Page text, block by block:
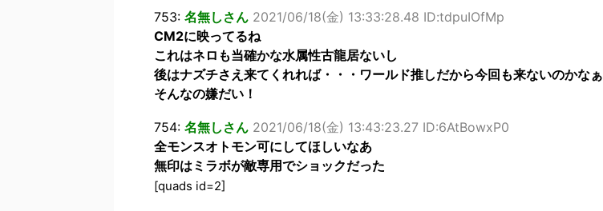
753: 名無しさん 2021/06/18(金) 13:33:28.48 ID:tdpuIOfMp
CM2に映ってるね
これはネロも当確かな水属性古龍居ないし
後はナズチさえ来てくれれば・・・ワールド推しだから今回も来ないのかなぁ
そんなの嫌だい！
754: 名無しさん 2021/06/18(金) 13:43:23.27 ID:6AtBowxP0
全モンスオトモン可にしてほしいなあ
無印はミラボが敵専用でショックだった
[quads id=2]